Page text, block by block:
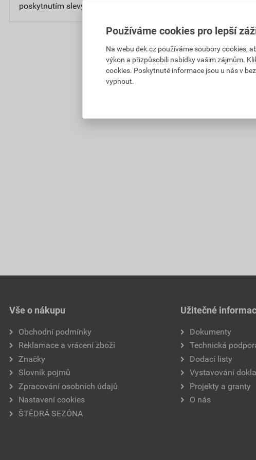
poskytnutím slevy
Vše o nákupu
Obchodní podmínky
Reklamace a vrácení zboží
Značky
Slovník pojmů
Zpracování osobních údajů
Nastavení cookies
ŠTĚDRÁ SEZÓNA
Užitečné
Dokumenty
Technická
Dodací listy
Vystavování
Projekty a granty
O nás
Používáme cookies pro lepší
Na webu dek.cz používáme soubory cookies,
výkon a přizpůsobili nabídky vašim zájmům.
cookies. Poskytnuté informace jsou u nás v
vypnout.